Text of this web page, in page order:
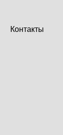
Контакты